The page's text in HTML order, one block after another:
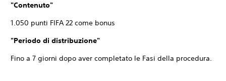
"Contenuto"
1.050 punti FIFA 22 come bonus
"Periodo di distribuzione"
Fino a 7 giorni dopo aver completato le Fasi della procedura.